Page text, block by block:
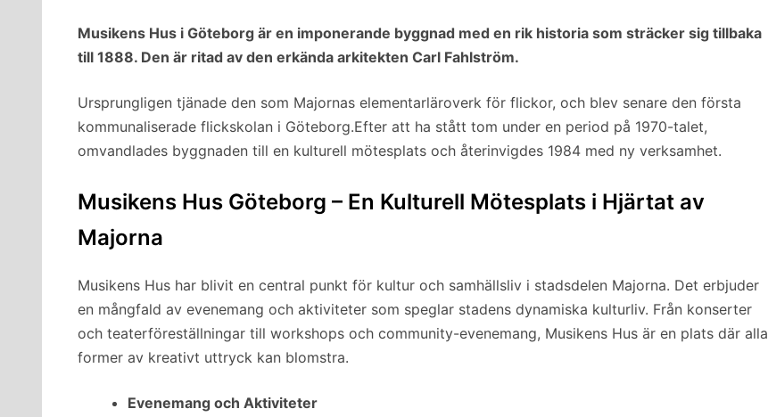
Musikens Hus i Göteborg är en imponerande byggnad med en rik historia som sträcker sig tillbaka
till 1888. Den är ritad av den erkända arkitekten Carl Fahlström.
Ursprungligen tjänade den som Majornas elementarläroverk för flickor, och blev senare den första
kommunaliserade flickskolan i Göteborg.Efter att ha stått tom under en period på 1970-talet,
omvandlades byggnaden till en kulturell mötesplats och återinvigdes 1984 med ny verksamhet.
Musikens Hus Göteborg – En Kulturell Mötesplats i Hjärtat av
Majorna
Musikens Hus har blivit en central punkt för kultur och samhällsliv i stadsdelen Majorna. Det erbjuder
en mångfald av evenemang och aktiviteter som speglar stadens dynamiska kulturliv. Från konserter
och teaterföreställningar till workshops och community-evenemang, Musikens Hus är en plats där alla
former av kreativt uttryck kan blomstra.
Evenemang och Aktiviteter